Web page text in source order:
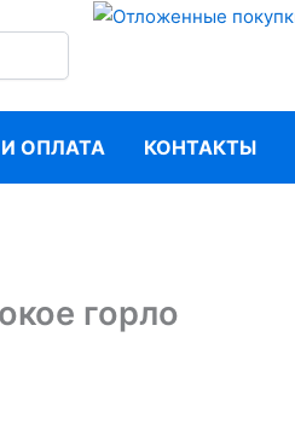
ОПЛАТА КОНТАКТЫ
горло